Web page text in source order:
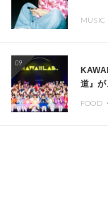
MUSIC
09
道』
FOOD